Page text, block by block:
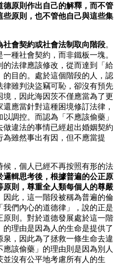
德原則作出自己的解釋，而不管
原則，也不管他自己與這些集
會契約或社會法制取向階段。
種社會契約，而非鐵板一塊。
法律應該修改，從而達到「給
目的。處於這個階段的人，認
雖判決盜竊可恥，卻沒有預先
，因此海因茨不僅應當為了更
應當針對這種困境修訂法律，
調控。而認為「不應該偷藥」
違法的事情已經超出婚姻契約
雖然事出有因，但不應當提
候，個人已經不再按照有形的法
邏輯思考後，根據普遍的公正原
原則，尊重全人類每個人的尊嚴
因此，這一階段被稱為普遍的倫
們內心的道德律」，說的正是
則。對於道德發展處於這一階
理由是因為人的生命是提供了
，因此為了拯救一條生命去違
該偷藥」的理由則是因為別人
沒有公平地考慮所有人的生